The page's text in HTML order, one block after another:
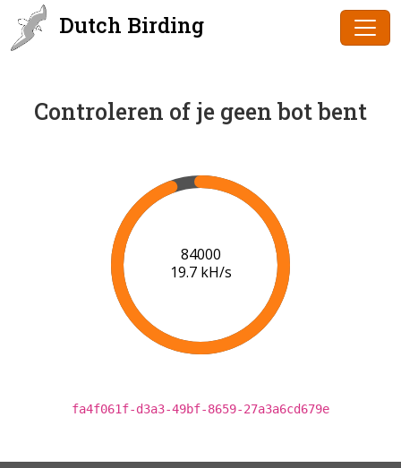
Dutch Birding
Controleren of je geen bot bent
85000
19.7 kH/s
fa4f061f-d3a3-49bf-8659-27a3a6cd679e